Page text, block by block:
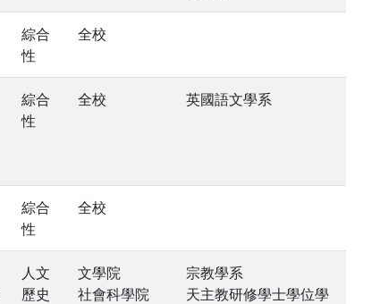
綜合
性
全校
綜合
性
全校 英國語文學系
綜合
性
全校
人文
歷史
文學院
社會科學院
宗教學系
天主教研修學士學位學